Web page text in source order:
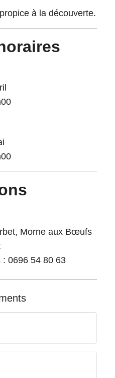
à la découverte.
horaires
Morne aux Bœufs
: 0696 54 80 63